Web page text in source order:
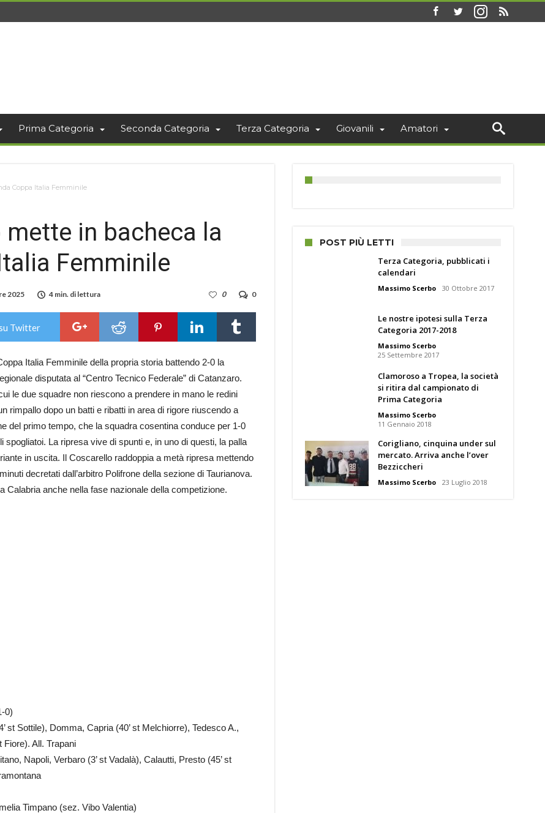
Prima Categoria Seconda Categoria Terza Categoria Giovanili Amatori
Coppa Italia Femminile
mette in bacheca la
Femminile
2025 4 min. di lettura 0
0
Twitter
Italia Femminile della propria storia battendo 2-0 la
disputata al “Centro Tecnico Federale” di Catanzaro.
le due squadre non riescono a prendere in mano le redini
rimpallo dopo un batti e ribatti in area di rigore riuscendo a
del primo tempo, che la squadra cosentina conduce per 1-0
La ripresa vive di spunti e, in uno di questi, la palla
in uscita. Il Coscarello raddoppia a metà ripresa mettendo
decretati dall’arbitro Polifrone della sezione di Taurianova.
anche nella fase nazionale della competizione.
0)
Sottile), Domma, Capria (40’ st Melchiorre), Tedesco A.,
Fiore). All. Trapani
Napoli, Verbaro (3’ st Vadalà), Calautti, Presto (45’ st
Timpano (sez. Vibo Valentia)
POST PIÙ LETTI
Terza Categoria, pubblicati i
calendari
Massimo Scerbo 30 Ottobre 2017
Le nostre ipotesi sulla Terza
Categoria 2017-2018
Massimo Scerbo
25 Settembre 2017
Clamoroso a Tropea, la società
si ritira dal campionato di
Prima Categoria
Massimo Scerbo
11 Gennaio 2018
Corigliano, cinquina under sul
mercato. Arriva anche l’over
Bezziccheri
Massimo Scerbo 23 Luglio 2018